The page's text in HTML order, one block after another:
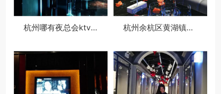
杭州哪有夜总会ktv招聘酒水促销员,ktv最容易被选中的穿搭 杭州余杭区黄湖镇附近夜场招聘商务接待,(不用订房任务)